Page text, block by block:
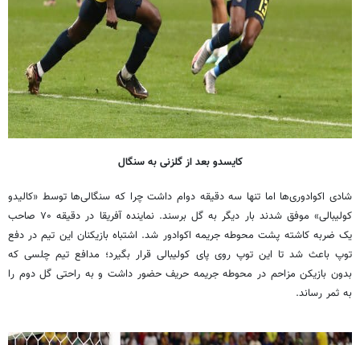
کایسدو بعد از گلزنی به سنگال
شادی اکوادوری‌ها اما تنها سه دقیقه دوام داشت چرا که سنگالی‌ها توسط «کالیدو
کولیبالی
» موفق شدند بار دیگر به گل برسند. نماینده آفریقا در دقیقه ۷۰ صاحب
یک ضربه کاشته پشت محوطه جریمه اکوادور شد. اشتباه بازیکنان این تیم در دفع
توپ باعث شد تا این توپ روی پای کولیبالیقرار بگیرد؛ مدافع تیم چلسی که
بدون بازیکن مزاحم در محوطه جریمه حریف حضور داشت و به راحتی گل دوم را
به ثمر رساند.